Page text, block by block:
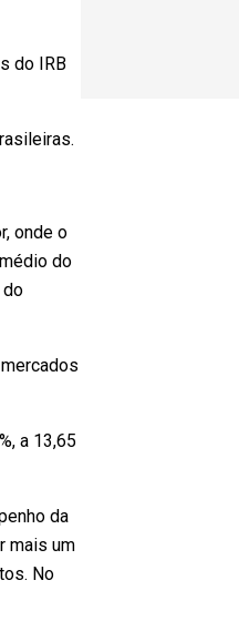
do IRB
onde o
do
do
a 13,65
da
mais um
No